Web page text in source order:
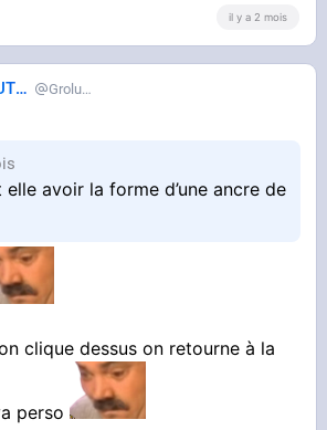
il y a 2 mois
Grolutes
elle avoir la forme d’une ancre de
clique dessus on retourne à la
perso